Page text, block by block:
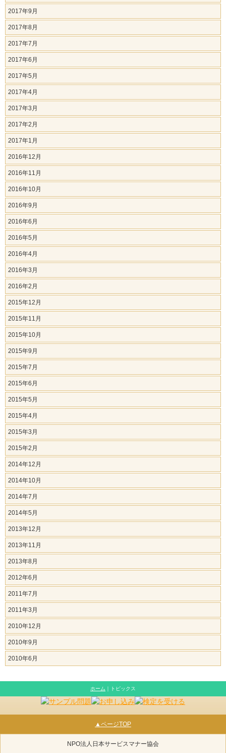
2017年9月
2017年8月
2017年7月
2017年6月
2017年5月
2017年4月
2017年3月
2017年2月
2017年1月
2016年12月
2016年11月
2016年10月
2016年9月
2016年6月
2016年5月
2016年4月
2016年3月
2016年2月
2015年12月
2015年11月
2015年10月
2015年9月
2015年7月
2015年6月
2015年5月
2015年4月
2015年3月
2015年2月
2014年12月
2014年10月
2014年7月
2014年5月
2013年12月
2013年11月
2013年8月
2012年6月
2011年7月
2011年3月
2010年12月
2010年9月
2010年6月
ホーム ｜トピックス
▲ページTOP
NPO法人日本サービスマナー協会